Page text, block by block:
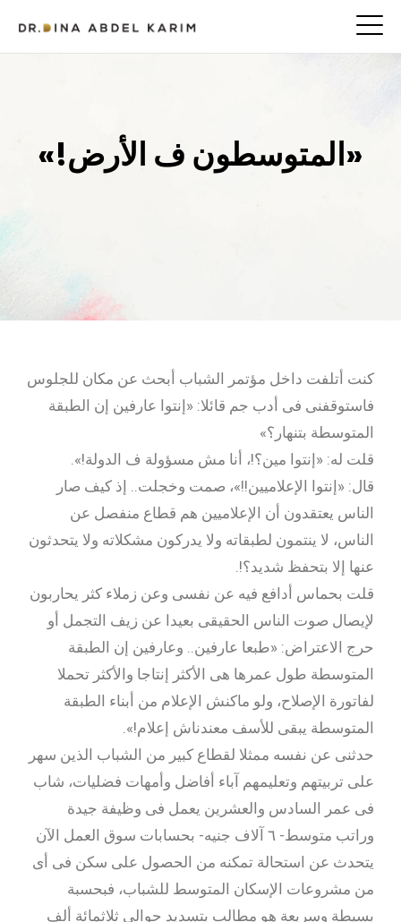
«المتوسطون ف الأرض!»
كنت أتلفت داخل مؤتمر الشباب أبحث عن مكان للجلوس
فاستوقفنى فى أدب جم قائلا: «إنتوا عارفين إن الطبقة
المتوسطة بتنهار؟»
قلت له: «إنتوا مين؟!، أنا مش مسؤولة ف الدولة!».
قال: «إنتوا الإعلاميين!!»، صمت وخجلت.. إذ كيف صار
الناس يعتقدون أن الإعلاميين هم قطاع منفصل عن
الناس، لا ينتمون لطبقاته ولا يدركون مشكلاته ولا يتحدثون
عنها إلا بتحفظ شديد؟!.
قلت بحماس أدافع فيه عن نفسى وعن زملاء كثر يحاربون
لإيصال صوت الناس الحقيقى بعيدا عن زيف التجمل أو
حرج الاعتراض: «طبعا عارفين.. وعارفين إن الطبقة
المتوسطة طول عمرها هى الأكثر إنتاجا والأكثر تحملا
لفاتورة الإصلاح، ولو ماكنش الإعلام من أبناء الطبقة
المتوسطة يبقى للأسف معندناش إعلام!».
حدثنى عن نفسه ممثلا لقطاع كبير من الشباب الذين سهر
على تربيتهم وتعليمهم آباء أفاضل وأمهات فضليات، شاب
فى عمر السادس والعشرين يعمل فى وظيفة جيدة
وراتب متوسط- ٦ آلاف جنيه- بحسابات سوق العمل الآن
يتحدث عن استحالة تمكنه من الحصول على سكن فى أى
من مشروعات الإسكان المتوسط للشباب، فبحسبة
بسيطة وسريعة هو مطالب بتسديد حوالى ثلاثمائة ألف